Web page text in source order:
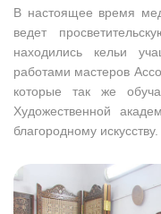
В настоящее время
ведет
находились кельи
работами мастеров
которые так же
Художественной
благородному искусству.